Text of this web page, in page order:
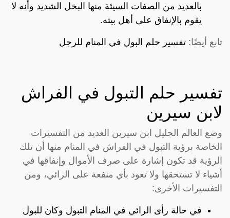
بالعديد من الصفات السيئة منها البخل الشديد وأنه لا
يقوم بالإنفاق على أهل بيته.
تابع أيضًا: تفسير حلم البول في المنام للرجل
تفسير حلم التبول في الفراش
لابن سيرين
وضع العالم الجليل ابن سيرين العديد من التفسيرات
الخاصة برؤية التبول في الفراش في المنام منها أن تلك
الرؤية قد تكون إشارة على صرف الأموال وإنفاقها في
أشياء لا تستحقها ولا تعود بأي منفعة على الرائي، ومن
التفسيرات الأخرى:
في حالة رأى الرائي في المنام التبول وكان للبول